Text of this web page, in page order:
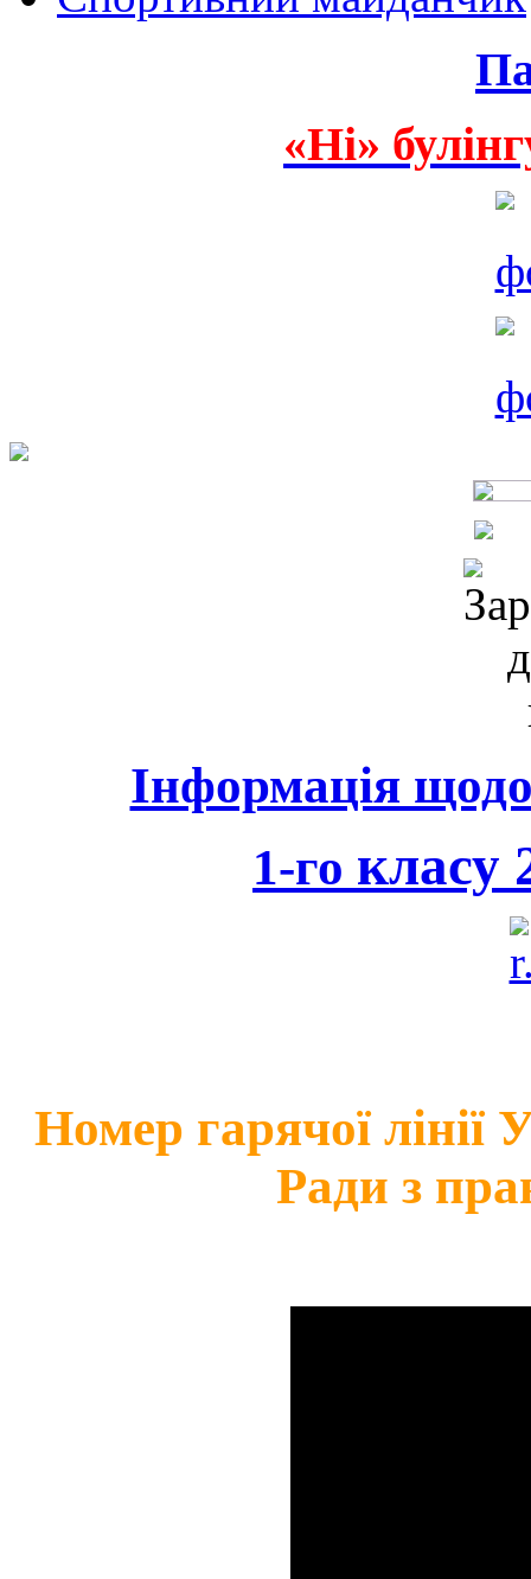
«Ні»
Інформація
1-го класу
Номер гарячої лінії
Ради з